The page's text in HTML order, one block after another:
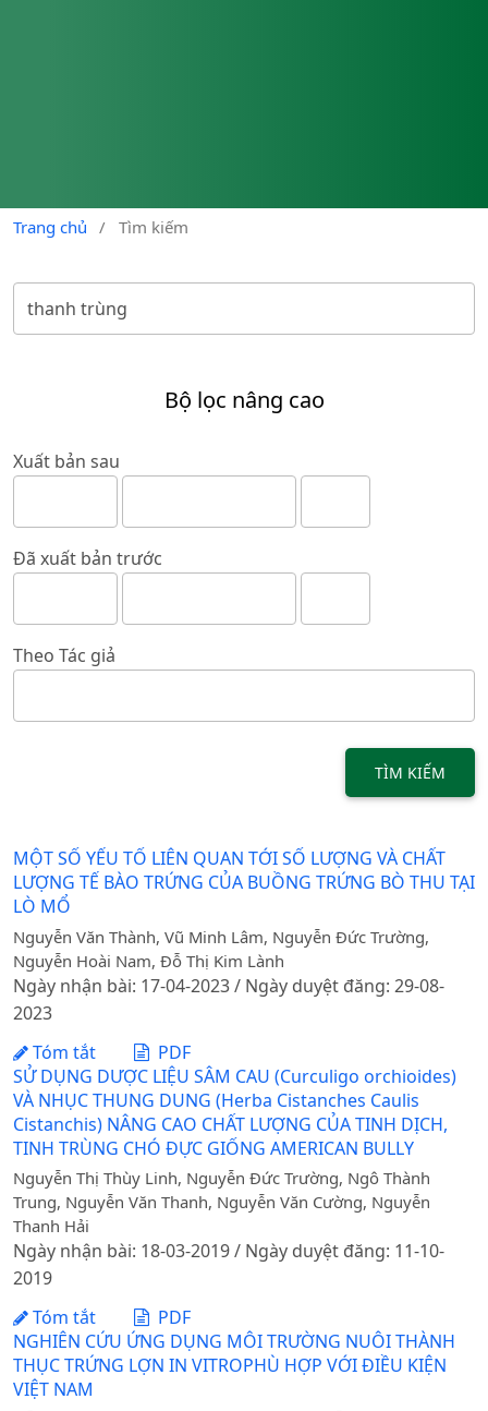
Trang chủ / Tìm kiếm
Bộ lọc nâng cao
Xuất bản sau
Đã xuất bản trước
Theo Tác giả
TÌM KIẾM
MỘT SỐ YẾU TỐ LIÊN QUAN TỚI SỐ LƯỢNG VÀ CHẤT
LƯỢNG TẾ BÀO TRỨNG CỦA BUỒNG TRỨNG BÒ THU TẠI
LÒ MỔ
Nguyễn Văn Thành, Vũ Minh Lâm, Nguyễn Đức Trường,
Nguyễn Hoài Nam, Đỗ Thị Kim Lành
Ngày nhận bài: 17-04-2023 / Ngày duyệt đăng: 29-08-
2023
Tóm tắt
PDF
SỬ DỤNG DƯỢC LIỆU SÂM CAU (Curculigo orchioides)
VÀ NHỤC THUNG DUNG (Herba Cistanches Caulis
Cistanchis) NÂNG CAO CHẤT LƯỢNG CỦA TINH DỊCH,
TINH TRÙNG CHÓ ĐỰC GIỐNG AMERICAN BULLY
Nguyễn Thị Thùy Linh, Nguyễn Đức Trường, Ngô Thành
Trung, Nguyễn Văn Thanh, Nguyễn Văn Cường, Nguyễn
Thanh Hải
Ngày nhận bài: 18-03-2019 / Ngày duyệt đăng: 11-10-
2019
Tóm tắt
PDF
NGHIÊN CỨU ỨNG DỤNG MÔI TRƯỜNG NUÔI THÀNH
THỤC TRỨNG LỢN IN VITROPHÙ HỢP VỚI ĐIỀU KIỆN
VIỆT NAM